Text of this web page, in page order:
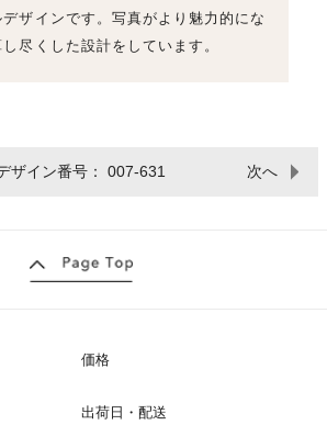
ザインです。写真がより魅力的にな
尽くした設計をしています。
ザイン番号： 007-631 次へ
価格
出荷日・配送